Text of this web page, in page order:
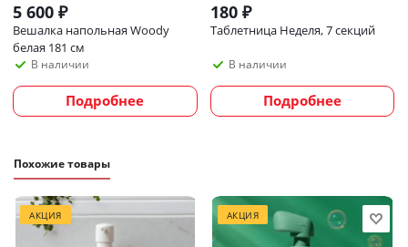
5 600 ₽
Вешалка напольная Woody
белая 181 см
В наличии
Подробнее
180₽
Таблетница Неделя, 7 секций
В наличии
Подробнее
Похожие товары
АКЦИЯ АКЦИЯ